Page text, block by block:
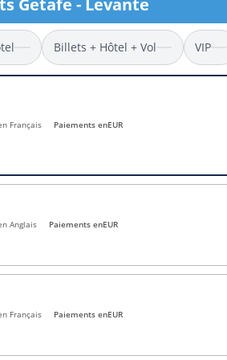
Billets Coupe d’Asie 2027
Billets Euro 2028
Billets Copa América
Billets + Hôtel + Vol VIP
Français Paiements enEUR
Anglais Paiements enEUR
Français Paiements enEUR